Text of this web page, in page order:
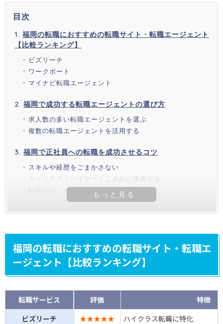
目次
福岡の転職におすすめの転職サイト・転職エージェント
【比較ランキング】
ビズリーチ
ワークポート
マイナビ転職エージェント
福岡で成功する転職エージェントの選び方
求人数の多い転職エージェントを選ぶ
複数の転職エージェントを活用する
福岡で正社員への転職を成功させるコツ
スキルや経歴をごまかさない
キャリアアドバイザーとこまめに連絡する
転職のゴールを決める
福岡の転職におすすめの転職サイト・転職エ
ージェント【比較ランキング】
転職サービス 評価
特徴
ビズリーチ
★★★★★
ハイクラス転職に特化